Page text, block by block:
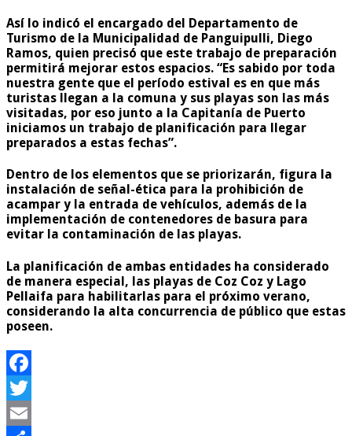
Así lo indicó el encargado del Departamento de
Turismo de la Municipalidad de Panguipulli, Diego
Ramos, quien precisó que este trabajo de preparación
permitirá mejorar estos espacios. “Es sabido por toda
nuestra gente que el período estival es en que más
turistas llegan a la comuna y sus playas son las más
visitadas, por eso junto a la Capitanía de Puerto
iniciamos un trabajo de planificación para llegar
preparados a estas fechas”.
Dentro de los elementos que se priorizarán, figura la
instalación de señal-ética para la prohibición de
acampar y la entrada de vehículos, además de la
implementación de contenedores de basura para
evitar la contaminación de las playas.
La planificación de ambas entidades ha considerado
de manera especial, las playas de Coz Coz y Lago
Pellaifa para habilitarlas para el próximo verano,
considerando la alta concurrencia de público que estas
poseen.
Facebook
Twitter